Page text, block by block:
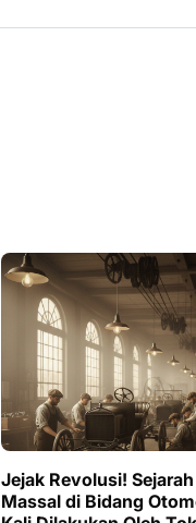
Jejak Revolusi!
Massal di Bidang